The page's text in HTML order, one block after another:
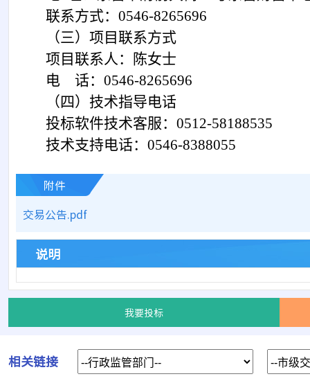
联系方式： 0546-8265696
（三） 项目联系方式
项目联系人：
陈女士
电 话： 0546-8265696
（四）技术指导电话
投标软件技术客服： 0512-58188535
技术支持电话： 0546-8388055
附件
交易公告.pdf
说明
我要投标
相关链接